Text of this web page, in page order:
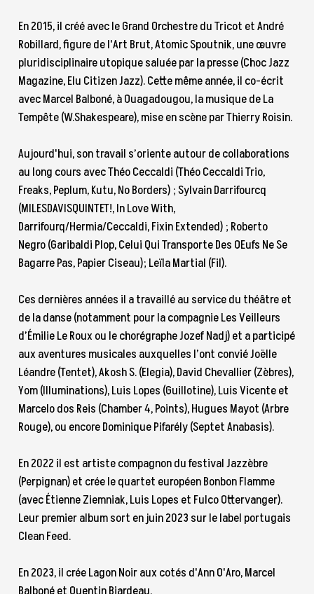
En 2015, il créé avec le Grand Orchestre du Tricot et André
Robillard, figure de l'Art Brut, Atomic Spoutnik, une œuvre
pluridisciplinaire utopique saluée par la presse (Choc Jazz
Magazine, Elu Citizen Jazz). Cette même année, il co-écrit
avec Marcel Balboné, à Ouagadougou, la musique de La
Tempête (W.Shakespeare), mise en scène par Thierry Roisin.
Aujourd'hui, son travail s’oriente autour de collaborations
au long cours avec Théo Ceccaldi (Théo Ceccaldi Trio,
Freaks, Peplum, Kutu, No Borders) ; Sylvain Darrifourcq
(MILESDAVISQUINTET!, In Love With,
Darrifourq/Hermia/Ceccaldi, Fixin Extended) ; Roberto
Negro (Garibaldi Plop, Celui Qui Transporte Des OEufs Ne Se
Bagarre Pas, Papier Ciseau); Leïla Martial (Fil).
Ces dernières années il a travaillé au service du théâtre et
de la danse (notamment pour la compagnie Les Veilleurs
d’Émilie Le Roux ou le chorégraphe Jozef Nadj) et a participé
aux aventures musicales auxquelles l’ont convié Joëlle
Léandre (Tentet), Akosh S. (Elegia), David Chevallier (Zèbres),
Yom (Illuminations), Luis Lopes (Guillotine), Luis Vicente et
Marcelo dos Reis (Chamber 4, Points), Hugues Mayot (Arbre
Rouge), ou encore Dominique Pifarély (Septet Anabasis).
En 2022 il est artiste compagnon du festival Jazzèbre
(Perpignan) et crée le quartet européen Bonbon Flamme
(avec Étienne Ziemniak, Luis Lopes et Fulco Ottervanger).
Leur premier album sort en juin 2023 sur le label portugais
Clean Feed.
En 2023, il crée Lagon Noir aux cotés d'Ann O'Aro, Marcel